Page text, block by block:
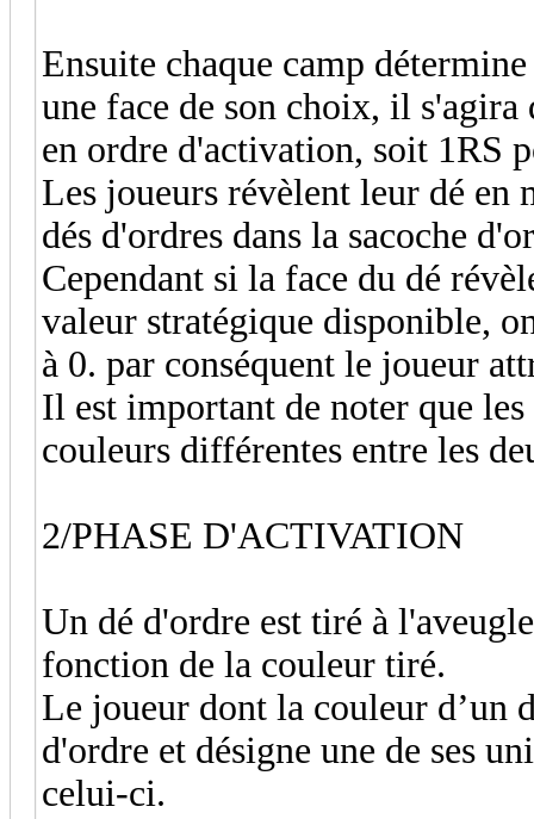
Ensuite chaque camp
une face de son choix, il
en ordre d'activation, soit 1RS
Les joueurs révèlent leur dé en
dés d'ordres dans la sacoche
Cependant si la face du dé
valeur stratégique disponible,
à 0. par conséquent le joueur
Il est important de noter que
couleurs différentes entre les
2/PHASE D'ACTIVATION
Un dé d'ordre est tiré à
fonction de la couleur tiré.
Le joueur dont la couleur d’un
d'ordre et désigne une de ses
celui-ci.